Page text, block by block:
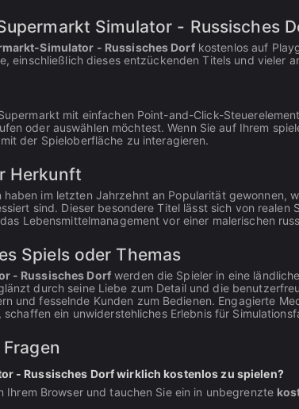
Simulator - Russisches
Simulator - Russisches Dorfkostenlos auf
einschließlich dieses entzückenden Titels und vieler
mit einfachen Point-and-Click-
oder auswählen möchtest. Wenn Sie auf Ihrem
der Spieloberfläche zu interagieren.
Herkunft
haben im letzten Jahrzehnt an Popularität gewonnen,
sind. Dieser besondere Titel lässt sich von
Lebensmittelmanagement vor einer malerischen
Spiels oder Themas
- Russisches Dorfwerden die Spieler in eine
durch seine Liebe zum Detail und die
und fesselnde Kunden zum Bedienen. Engagierte
ein unwiderstehliches Erlebnis für
- Russisches Dorf wirklich kostenlos zu spielen?
Ihrem Browser und tauchen Sie ein in unbegrenzte